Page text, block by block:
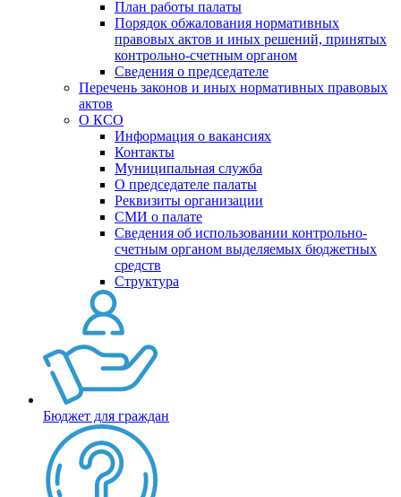
План работы палаты
Порядок обжалования нормативных
правовых актов и иных решений, принятых
контрольно-счетным органом
Сведения о председателе
Перечень законов и иных нормативных правовых
актов
О КСО
Информация о вакансиях
Контакты
Муниципальная служба
О председателе палаты
Реквизиты организации
СМИ о палате
Сведения об использовании контрольно-
счетным органом выделяемых бюджетных
средств
Структура
Бюджет для граждан